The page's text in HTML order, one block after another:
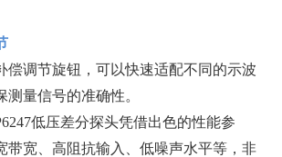
偿调节旋钮，可以快速适配不同的示波
量信号的准确性。
低压差分探头凭借出色的性能参
带宽、高阻抗输入、低噪声水平等，非